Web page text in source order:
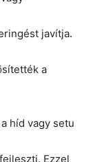
javítja.
a
híd vagy setu
Ezzel